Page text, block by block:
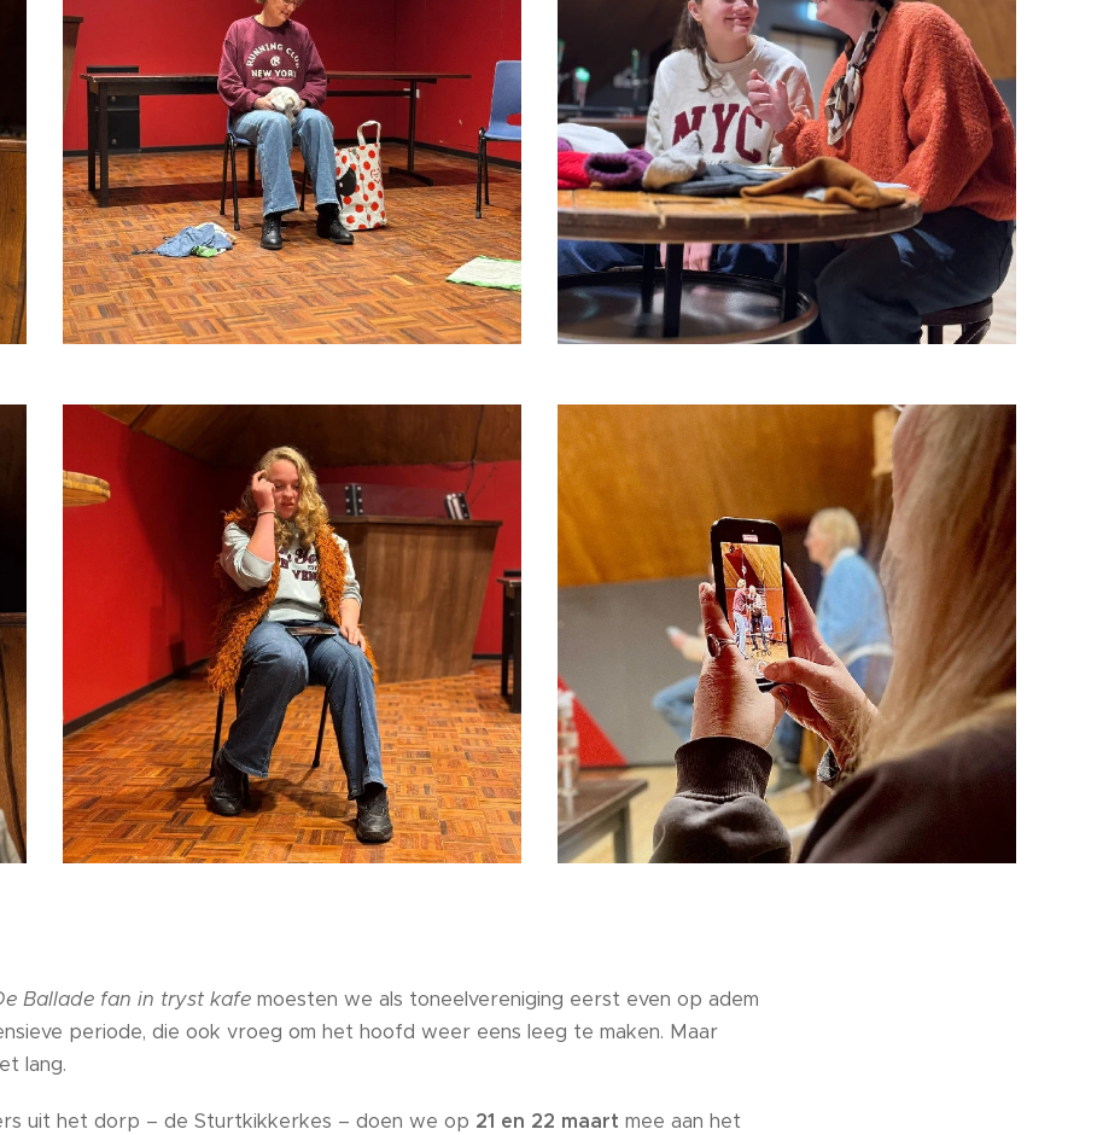
Ballade fan in tryst kafe moesten we als toneelvereniging eerst even op adem
periode, die ook vroeg om het hoofd weer eens leeg te maken. Maar
lang.
uit het dorp – de Sturtkikkerkes – doen we op 21 en 22 maart mee aan het